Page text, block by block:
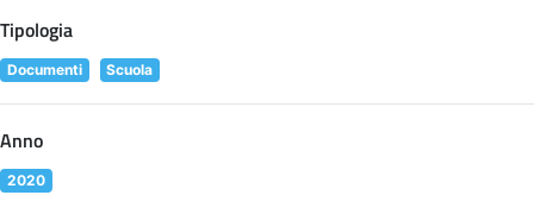
Tipologia
Documenti Scuola
Anno
2020